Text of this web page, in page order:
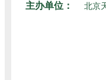
主办单位： 北京